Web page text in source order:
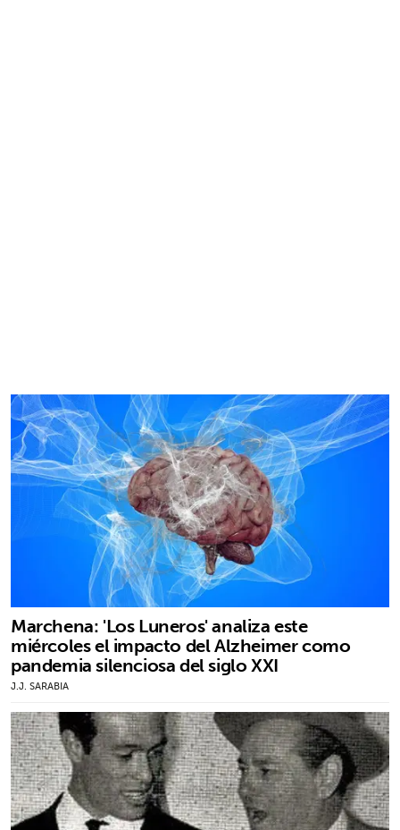
Marchena: 'Los Luneros' analiza este
miércoles el impacto del Alzheimer como
pandemia silenciosa del siglo XXI
J.J. SARABIA